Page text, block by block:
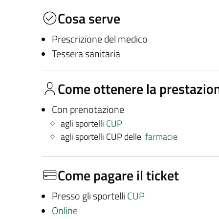
Cosa serve
Prescrizione del medico
Tessera sanitaria
Come ottenere la
Con prenotazione
agli sportelli CUP
agli sportelli CUP delle farmacie
Come pagare il ticket
Presso gli sportelli CUP
Online